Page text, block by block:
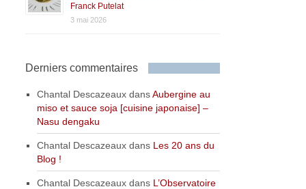
Franck Putelat
3 mai 2026
Derniers commentaires
Chantal Descazeaux dansAubergine au
miso et sauce soja [cuisine japonaise] –
Nasu dengaku
Chantal Descazeaux dans Les 20 ans du
Blog !
Chantal Descazeaux dans L’Observatoire